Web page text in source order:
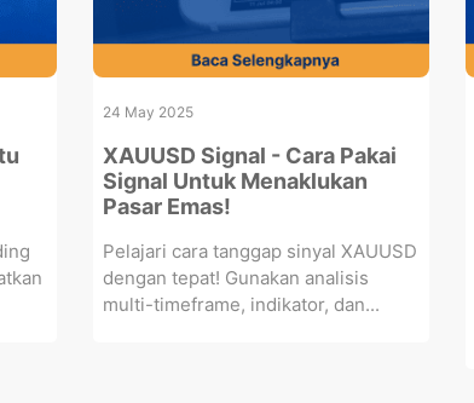
24 May 2025
XAUUSD Signal - Cara Pakai
Signal Untuk Menaklukan
Pasar Emas!
Pelajari cara tanggap sinyal XAUUSD
dengan tepat! Gunakan analisis
multi-timeframe, indikator, dan...